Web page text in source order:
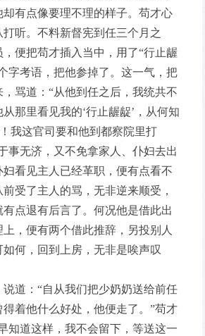
有点像要理不理的样子。苟才心
听。不料新督宪到任三个月之
，便把苟才插入当中，用了“行止龌
字考语，把他参掉了。这一气，把
骂道：“从他到任之后，我统共不
那里看见我的‘行止龌龊’，从何知
我这官司要和他到都察院里打
事无济，又不免拿家人、仆妇去出
看见主人已经革职，便有点看不
受了主人的骂，无非逆来顺受，
点退有后言了。何况他是借此出
，便有两个借此推辞，另投别人
何，回到上房，无非是唉声叹
道：“自从我们把少奶奶送给前任
着他什么好处，他便走了。”苟才
知道这样，我不会留下，等送这一